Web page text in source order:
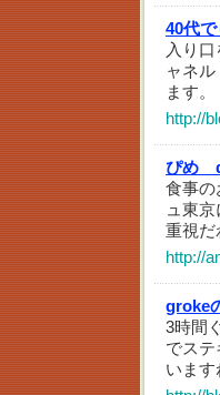
40代
入り
ャネ
ます。
http://
ぴめ
食事の
ュ東
重視だ
http://
groke
3時間
でス
いま